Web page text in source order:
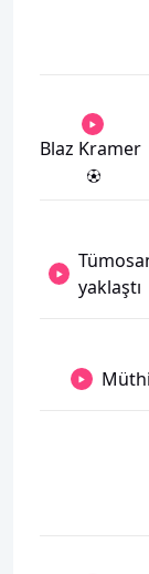
Blaz Kramer
yaklaştı